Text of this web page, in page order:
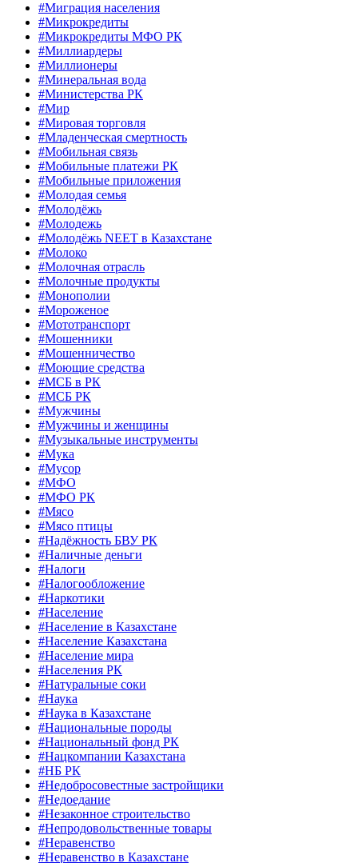
#Миграция населения
#Микрокредиты
#Микрокредиты МФО РК
#Миллиардеры
#Миллионеры
#Минеральная вода
#Министерства РК
#Мир
#Мировая торговля
#Младенческая смертность
#Мобильная связь
#Мобильные платежи РК
#Мобильные приложения
#Молодая семья
#Молодёжь
#Молодежь
#Молодёжь NEET в Казахстане
#Молоко
#Молочная отрасль
#Молочные продукты
#Монополии
#Мороженое
#Мототранспорт
#Мошенники
#Мошенничество
#Моющие средства
#МСБ в РК
#МСБ РК
#Мужчины
#Мужчины и женщины
#Музыкальные инструменты
#Мука
#Мусор
#МФО
#МФО РК
#Мясо
#Мясо птицы
#Надёжность БВУ РК
#Наличные деньги
#Налоги
#Налогообложение
#Наркотики
#Население
#Население в Казахстане
#Население Казахстана
#Население мира
#Населения РК
#Натуральные соки
#Наука
#Наука в Казахстане
#Национальные породы
#Национальный фонд РК
#Нацкомпании Казахстана
#НБ РК
#Недобросовестные застройщики
#Недоедание
#Незаконное строительство
#Непродовольственные товары
#Неравенство
#Неравенство в Казахстане